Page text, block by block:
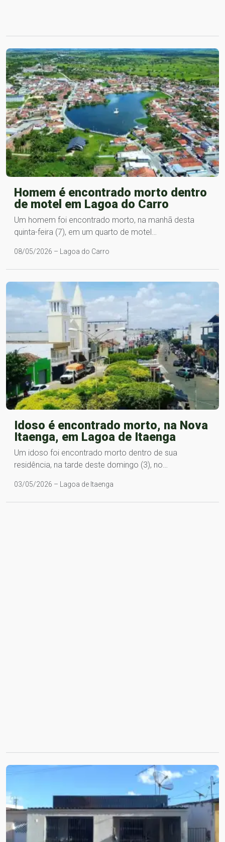
Homem é encontrado morto dentro
de motel em Lagoa do Carro
Um homem foi encontrado morto, na manhã desta
quinta-feira (7), em um quarto de motel…
08/05/2026 – Lagoa do Carro
Idoso é encontrado morto, na Nova
Itaenga, em Lagoa de Itaenga
Um idoso foi encontrado morto dentro de sua
residência, na tarde deste domingo (3), no…
03/05/2026 – Lagoa de Itaenga